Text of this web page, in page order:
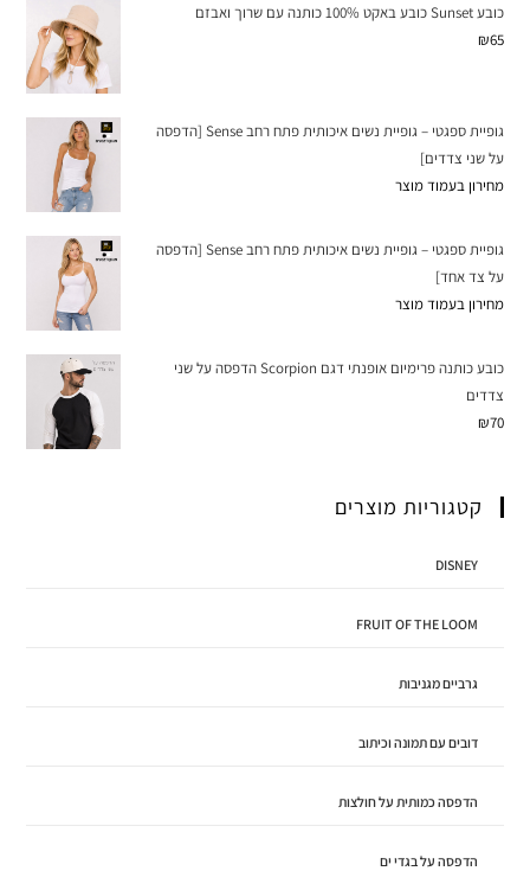
כובע Sunset כובע באקט 100% כותנה עם שרוך ואבזם
₪65
גופיית ספגטי – גופיית נשים איכותית פתח רחב Sense [הדפסה
על שני צדדים]
מחירון בעמוד מוצר
גופיית ספגטי – גופיית נשים איכותית פתח רחב Sense [הדפסה
על צד אחד]
מחירון בעמוד מוצר
כובע כותנה פרימיום אופנתי דגם Scorpion הדפסה על שני
צדדים
₪70
קטגוריות מוצרים
DISNEY
FRUIT OF THE LOOM
גרביים מגניבות
דובים עם תמונה וכיתוב
הדפסה כמותית על חולצות
הדפסה על בגדי ים